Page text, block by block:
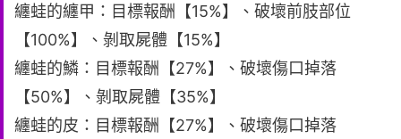
纏蛙的纏甲：目標報酬【15%】、破壞前肢部位
【100%】、剝取屍體【15%】
纏蛙的鱗：目標報酬【27%】、破壞傷口掉落
【50%】、剝取屍體【35%】
纏蛙的皮：目標報酬【27%】、破壞傷口掉落